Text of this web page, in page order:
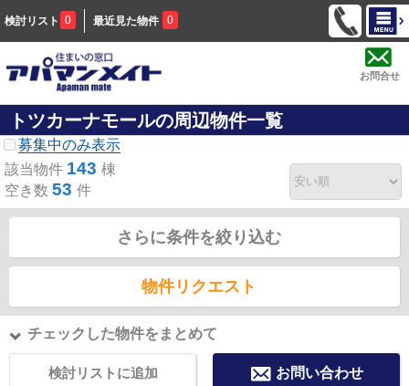
検討リスト 0 最近見た物件 0
お問合せ
トツカーナモールの周辺物件一覧
募集中のみ表示
該当物件 143 棟
空き数 53 件
さらに条件を絞り込む
物件リクエスト
チェックした物件をまとめて
検討リストに追加 お問い合わせ